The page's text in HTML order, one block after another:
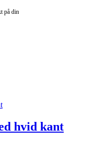
på din
hvid kant